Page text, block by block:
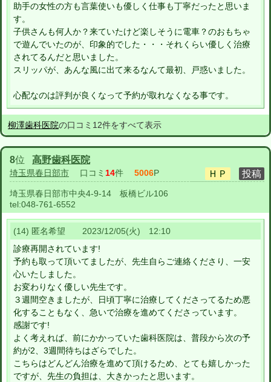
助手の女性の方も言葉使いも優しく仕事も丁寧だったと思いま
す。
子供さんも何人か？来ていたけど楽しそうに電車？のおもちゃ
で遊んでいたのが、印象的でした・・・それくらい優しく治療
されてるんだと思いました。
スリッパが、あんな風に出て来るなんて最初、戸惑いました。
心配なのは評判が良くなって予約が取れなくなる事です。
柳澤歯科医院の口コミ12件をすべて表示
8位 高野歯科医院
埼玉県春日部市 口コミ 14件 5006P
埼玉県春日部市中央4-9-14 板橋ビル106
tel:048-761-6552
(14) 匿名希望 2023/12/05(火) 12:10
診療再開されています!
予約も取って頂いてましたが、先生自らご連絡くださり、一安
心いたしました。
お変わりなく優しい先生です。
３週間空きましたが、日頃丁寧に治療してくださってるため悪
化することもなく、急いで治療を進めてくださっています。
感謝です!
よく考えれば、前にかかっていた歯科医院は、普段から次の予
約が2、3週間待ちはざらでした。
こちらはどんどん治療を進めて頂けるため、とても嬉しかった
ですが、先生の負担は、大きかったと思います。